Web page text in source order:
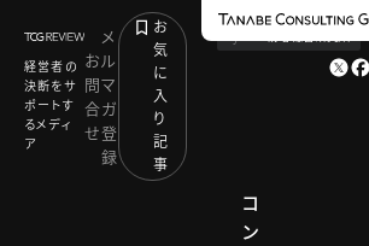
経営者の
決断をサ
ポートす
るメディ
ア
お
問
合
せ
メ
ル
マ
ガ
登
録
お
気
に
入
り
記
事
コ
ン